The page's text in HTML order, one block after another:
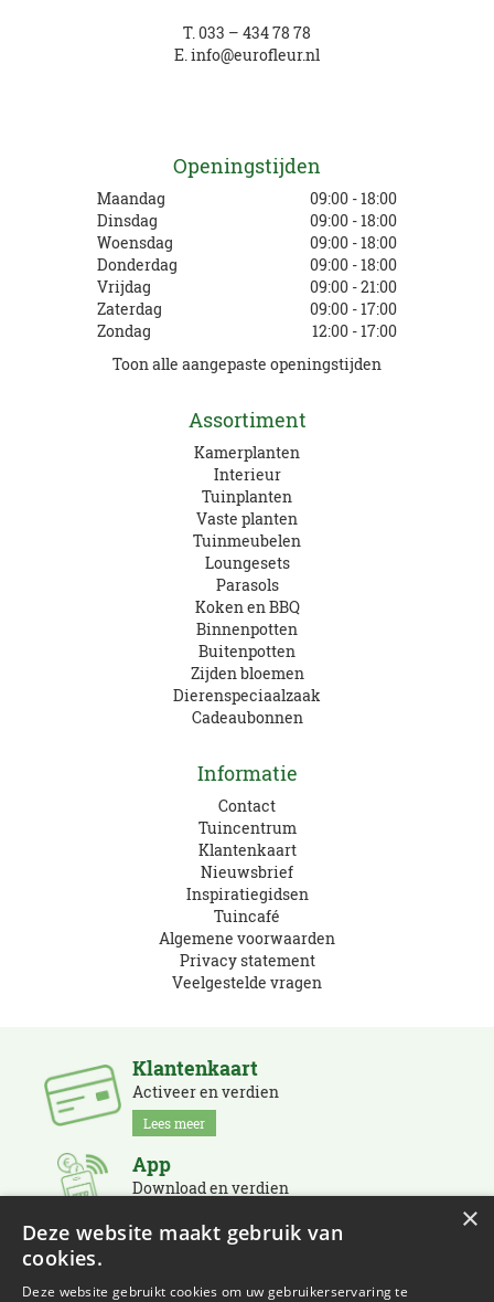
T.033 – 434 78 78
E.info@eurofleur.nl
Openingstijden
Maandag
09:00 - 18:00
Dinsdag
09:00 - 18:00
Woensdag
09:00 - 18:00
Donderdag
09:00 - 18:00
Vrijdag
09:00 - 21:00
Zaterdag
09:00 - 17:00
Zondag
12:00 - 17:00
Toon alle aangepaste openingstijden
Assortiment
Kamerplanten
Interieur
Tuinplanten
Vaste planten
Tuinmeubelen
Loungesets
Parasols
Koken en BBQ
Binnenpotten
Buitenpotten
Zijden bloemen
Dierenspeciaalzaak
Cadeaubonnen
Informatie
Contact
Tuincentrum
Klantenkaart
Nieuwsbrief
Inspiratiegidsen
Tuincafé
Algemene voorwaarden
Privacy statement
Veelgestelde vragen
Klantenkaart
Activeer en verdien
Lees meer
App
Download en verdien
Schrijf je in en blijf op de hoogte
×
Deze website maakt gebruik van
cookies.
Deze website gebruikt cookies om uw gebruikerservaring te